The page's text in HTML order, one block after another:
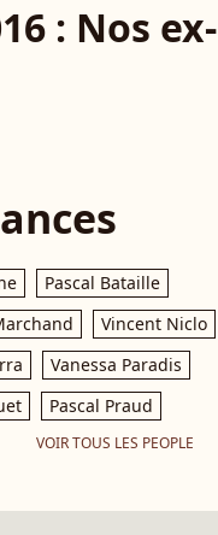
: Nos ex-
Pascal Bataille
Vincent Niclo
Vanessa Paradis
Pascal Praud
VOIR TOUS LES PEOPLE